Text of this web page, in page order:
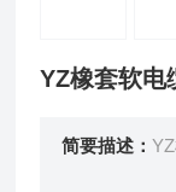
YZ橡套软电
简要描述：